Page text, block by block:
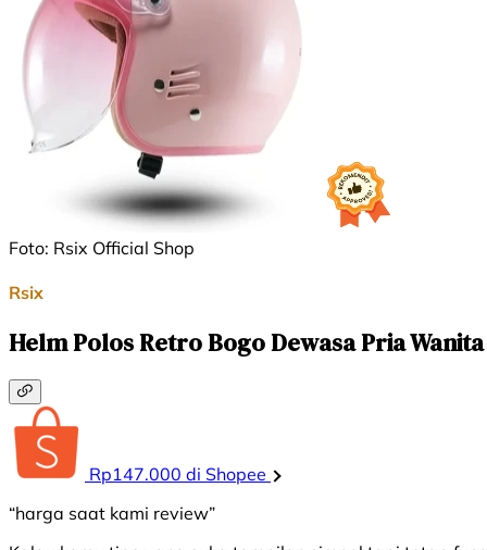
Foto: Rsix Official Shop
Rsix
Helm Polos Retro Bogo Dewasa Pria
Rp147.000 di Shopee
“harga saat kami review”